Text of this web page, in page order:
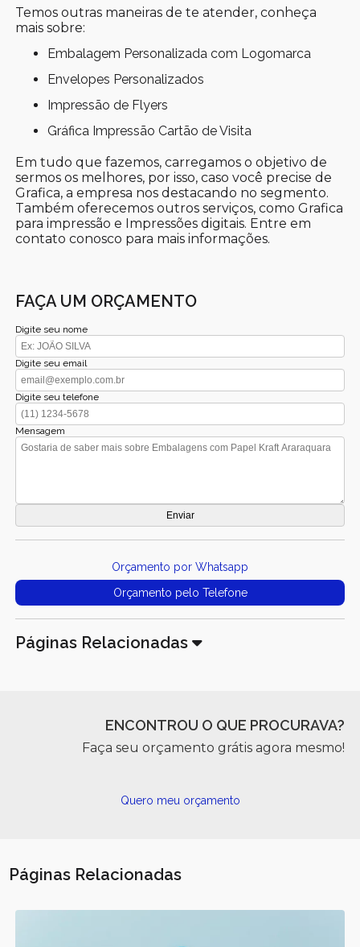
Temos outras maneiras de te atender, conheça
mais sobre:
Embalagem Personalizada com Logomarca
Envelopes Personalizados
Impressão de Flyers
Gráfica Impressão Cartão de Visita
Em tudo que fazemos, carregamos o objetivo de
sermos os melhores, por isso, caso você precise de
Grafica, a empresa nos destacando no segmento.
Também oferecemos outros serviços, como Grafica
para impressão e Impressões digitais. Entre em
contato conosco para mais informações.
FAÇA UM ORÇAMENTO
Digite seu nome
Digite seu email
Digite seu telefone
Mensagem
Orçamento por Whatsapp
Orçamento pelo Telefone
Páginas Relacionadas
ENCONTROU O QUE PROCURAVA?
Faça seu orçamento grátis agora mesmo!
Quero meu orçamento
Páginas Relacionadas